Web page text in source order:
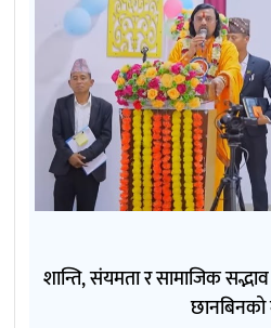
शान्ति, संयमता र सामाजिक
छानबिनको